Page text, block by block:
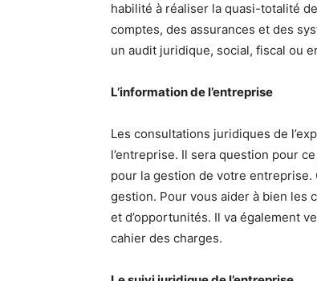
habilité à réaliser la quasi-totalité
comptes, des assurances et des
un audit juridique, social, fiscal ou
L’information de l’entreprise
Les consultations juridiques de
l’entreprise. Il sera question pour
pour la gestion de votre
gestion. Pour vous aider à bien les
et d’opportunités. Il va également
cahier des charges.